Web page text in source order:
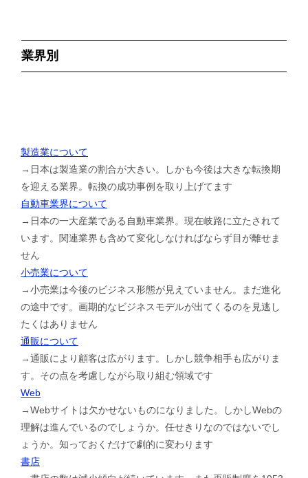
業界別
製造業について
→日本は製造業の割合が大きい。しかも今後は大きな転換期
を迎える業界。転換の成功事例を取り上げてます
自動車業界について
→日本の一大産業である自動車業界。現在岐路に立たされて
います。関連業界も含めて変化しなければならず目が離せま
せん
小売業について
→小売業は今後のビジネス形態が見えていません。まだ進化
の途中です。画期的なビジネスモデルが出てくるのを見逃し
たくはありません
通販について
→通販により顧客は広がります。しかし競争相手も広がりま
す。その点を考慮しながら取り組む領域です
Web
→Webサイトは欠かせないものになりました。しかしWebの
理解は進んでいるのでしょうか。任せきりなのではないでし
ょうか。知っておくだけで劇的に変わります
書店